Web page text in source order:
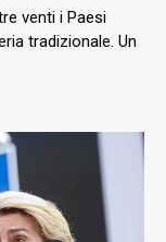
venti i Paesi
tradizionale. Un